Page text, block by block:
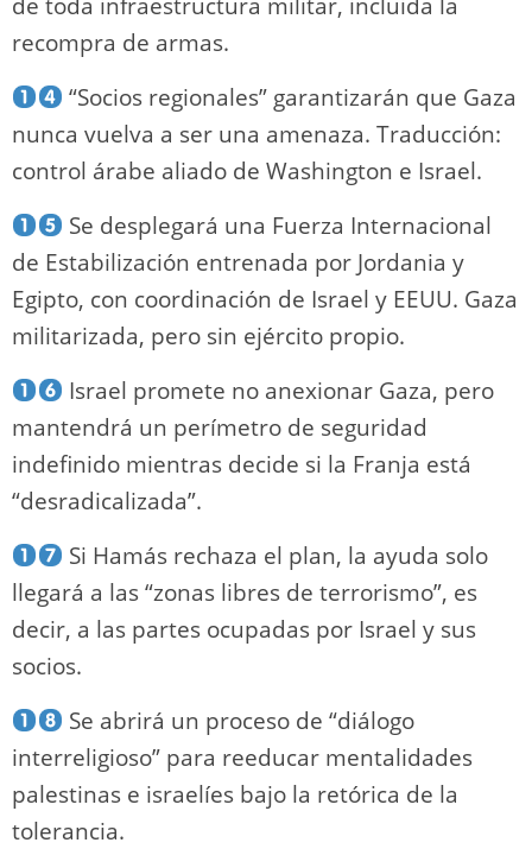
de toda infraestructura militar, incluida la
recompra de armas.
“Socios regionales” garantizarán que Gaza
nunca vuelva a ser una amenaza. Traducción:
control árabe aliado de Washington e Israel.
Se desplegará una Fuerza Internacional
de Estabilización entrenada por Jordania y
Egipto, con coordinación de Israel y EEUU. Gaza
militarizada, pero sin ejército propio.
Israel promete no anexionar Gaza, pero
mantendrá un perímetro de seguridad
indefinido mientras decide si la Franja está
“desradicalizada”.
Si Hamás rechaza el plan, la ayuda solo
llegará a las “zonas libres de terrorismo”, es
decir, a las partes ocupadas por Israel y sus
socios.
Se abrirá un proceso de “diálogo
interreligioso” para reeducar mentalidades
palestinas e israelíes bajo la retórica de la
tolerancia.